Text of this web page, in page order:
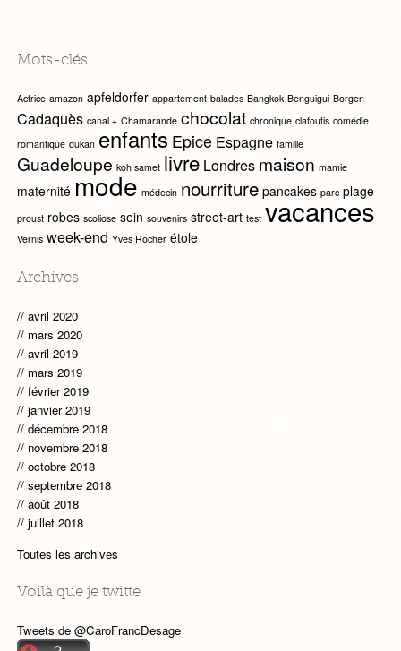
Mots-clés
Actrice amazon apfeldorfer appartement balades Bangkok Benguigui Borgen
Cadaquès canal + Chamarande chocolat chronique clafoutis comédie
romantique dukan enfants Epice Espagne famille
Guadeloupe koh samet livre Londres maison mamie
maternité mode médecin nourriture pancakes parc plage
proust robes scoliose sein souvenirs street-art test vacances
Vernis week-end Yves Rocher étole
Archives
avril 2020
mars 2020
avril 2019
mars 2019
février 2019
janvier 2019
décembre 2018
novembre 2018
octobre 2018
septembre 2018
août 2018
juillet 2018
Toutes les archives
Voilà que je twitte
Tweets de @CaroFrancDesage